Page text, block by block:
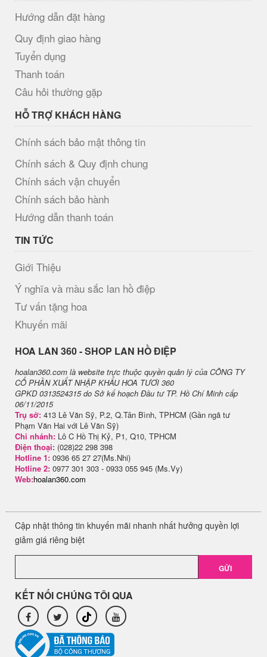
Hướng dẫn đặt hàng
Quy định giao hàng
Tuyển dụng
Thanh toán
Câu hỏi thường gặp
HỖ TRỢ KHÁCH HÀNG
Chính sách bảo mật thông tin
Chính sách & Quy định chung
Chính sách vận chuyển
Chính sách bảo hành
Hướng dẫn thanh toán
TIN TỨC
Giới Thiệu
Ý nghĩa và màu sắc lan hồ điệp
Tư vấn tặng hoa
Khuyến mãi
H​OA LAN 360 - SHOP LAN HỒ ĐIỆP
hoalan360.com là website trực thuộc quyền quản lý của CÔNG TY
CỔ PHẦN XUẤT NHẬP KHẨU HOA TƯƠI 360
GPKD 0313524315 do Sở kế hoạch Đầu tư TP. Hồ Chí Minh cấp
06/11/2015
Trụ sở: 413 Lê Văn Sỹ, P.2, Q.Tân Bình, TPHCM (Gần ngã tư
Phạm Văn Hai với Lê Văn Sỹ)
Chi nhánh: Lô C Hồ Thị Kỷ, P1, Q10, TPHCM
Điện thoại: (028)22 298 398
Hotline 1: 0936 65 27 27(Ms.Nhi)
Hotline 2: 0977 301 303 - 0933 055 945 (Ms.Vy)
Web:hoalan360.com
Cập nhật thông tin khuyến mãi nhanh nhất hưởng quyền lợi
giảm giá riêng biệt
GỬI
KẾT NỐI CHÚNG TÔI QUA